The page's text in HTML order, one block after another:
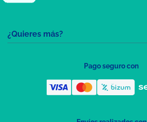
¿Quieres más?
Pago seguro con